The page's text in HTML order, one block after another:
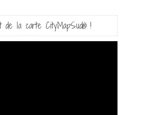
de la carte CityMapSud® !